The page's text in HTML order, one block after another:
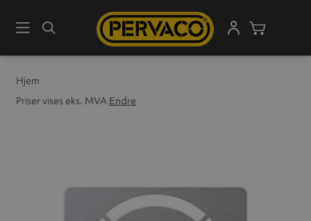
MenySøk
Hjem
Priser vises eks. MVA Endre